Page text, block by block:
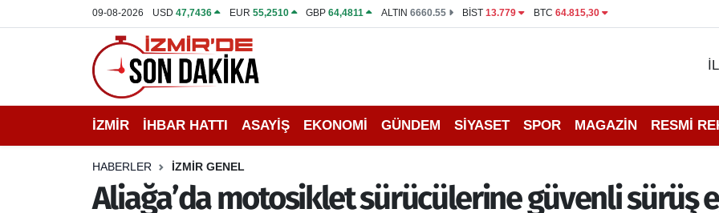
09-08-2026 USD47,7436 EUR 55,2510 GBP64,4811 ALTIN 6660.55 BİST13.779 BTC 64.815,30
İZMİR İHBAR HATTI ASAYİŞ EKONOMİ GÜNDEM SİYASET SPOR MAGAZİN RESMİ
HABERLER İZMİR GENEL
Aliağa’da motosiklet sürücülerine güvenli sürüş
İHBAR HATTI
DEPREM
İzmir Nöbetçi Eczaneler
İzmir Hava Durumu
İzmir Namaz Vakitleri
İzmir Trafik Yoğunluk Haritası